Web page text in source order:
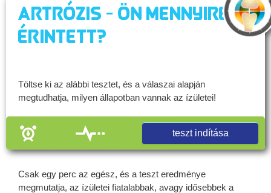
Artrózis - Ön mennyire
érintett?
Töltse ki az alábbi tesztet, és a válaszai alapján
megtudhatja, milyen állapotban vannak az ízületei!
teszt indítása
Csak egy perc az egész, és a teszt eredménye
megmutatja, az ízületei fiatalabbak, avagy idősebbek a